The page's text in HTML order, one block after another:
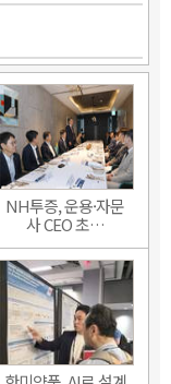
NH투증, 운용·자문
사 CEO 초…